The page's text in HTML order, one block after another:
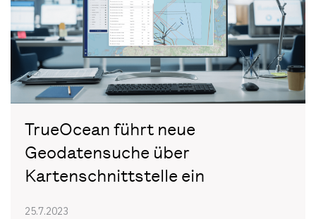
TrueOcean führt neue
Geodatensuche über
Kartenschnittstelle ein
25.7.2023